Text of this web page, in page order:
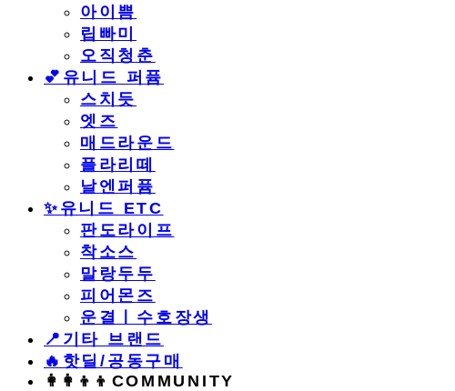
아이쁨
립빠미
오직청춘
💕유니드 퍼퓸
스치듯
엣즈
매드라운드
플라리떼
날엔퍼퓸
​✨유니드 ETC
판도라이프
착소스
말랑두두
피어몬즈
운결ㅣ수호장생
📍기타 브랜드
🔥핫딜/공동구매
👩‍👩‍👦‍👦COMMUNITY